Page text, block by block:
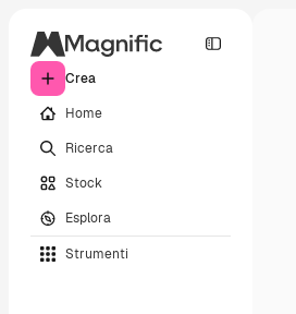
Crea
Home
Ricerca
Stock
Esplora
Strumenti